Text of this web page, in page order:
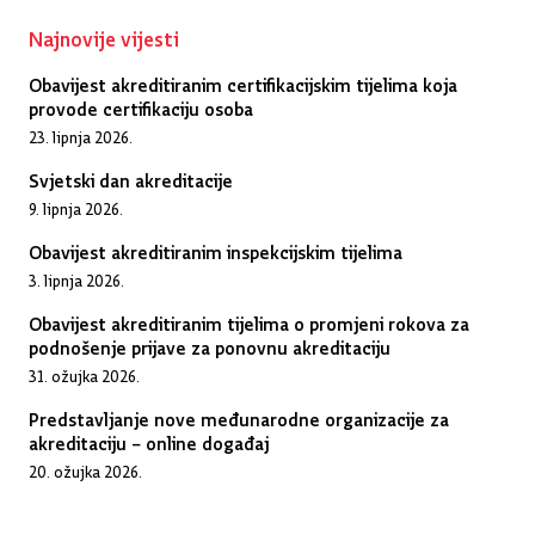
Najnovije vijesti
Obavijest akreditiranim certifikacijskim tijelima koja
provode certifikaciju osoba
23. lipnja 2026.
Svjetski dan akreditacije
9. lipnja 2026.
Obavijest akreditiranim inspekcijskim tijelima
3. lipnja 2026.
Obavijest akreditiranim tijelima o promjeni rokova za
podnošenje prijave za ponovnu akreditaciju
31. ožujka 2026.
Predstavljanje nove međunarodne organizacije za
akreditaciju – online događaj
20. ožujka 2026.